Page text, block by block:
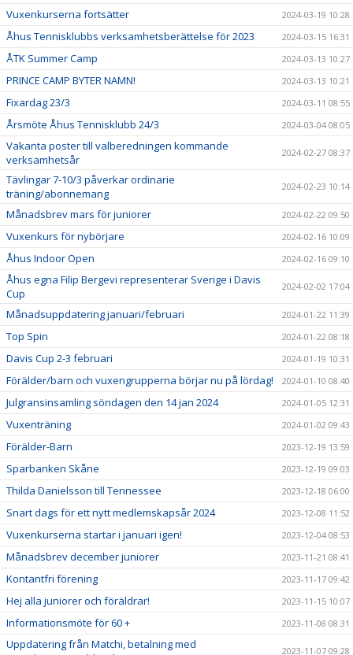
Vuxenkurserna fortsätter 2024-03-19 10:28
Åhus Tennisklubbs verksamhetsberättelse för 2023 2024-03-15 16:31
ÅTK Summer Camp 2024-03-13 10:27
PRINCE CAMP BYTER NAMN! 2024-03-13 10:21
Fixardag 23/3 2024-03-11 08:55
Årsmöte Åhus Tennisklubb 24/3 2024-03-04 08:05
Vakanta poster till valberedningen kommande
verksamhetsår
2024-02-27 08:37
Tävlingar 7-10/3 påverkar ordinarie
träning/abonnemang
2024-02-23 10:14
Månadsbrev mars för juniorer 2024-02-22 09:50
Vuxenkurs för nybörjare 2024-02-16 10:09
Åhus Indoor Open 2024-02-16 09:10
Åhus egna Filip Bergevi representerar Sverige i Davis
Cup
2024-02-02 17:04
Månadsuppdatering januari/februari 2024-01-22 11:39
Top Spin 2024-01-22 08:18
Davis Cup 2-3 februari 2024-01-19 10:31
Förälder/barn och vuxengrupperna börjar nu på lördag! 2024-01-10 08:40
Julgransinsamling söndagen den 14 jan 2024 2024-01-05 12:31
Vuxenträning 2024-01-02 09:43
Förälder-Barn 2023-12-19 13:59
Sparbanken Skåne 2023-12-19 09:03
Thilda Danielsson till Tennessee 2023-12-18 06:00
Snart dags för ett nytt medlemskapsår 2024 2023-12-08 11:52
Vuxenkurserna startar i januari igen! 2023-12-04 08:53
Månadsbrev december juniorer 2023-11-21 08:41
Kontantfri förening 2023-11-17 09:42
Hej alla juniorer och föräldrar! 2023-11-15 10:07
Informationsmöte för 60 + 2023-11-08 08:31
Uppdatering från Matchi, betalning med
2023-11-07 09:28